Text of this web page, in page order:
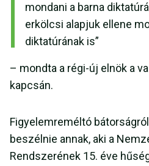
mondani a barna
erkölcsi alapjuk ellene
diktatúrának is”
– mondta a régi-új elnök a
kapcsán.
Figyelemreméltó
beszélnie annak, aki a
Rendszerének 15. éve